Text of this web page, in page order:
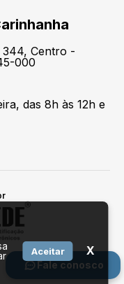
Fale conosco
344, Centro -
000
das 8h às 12h e
Aceitar X